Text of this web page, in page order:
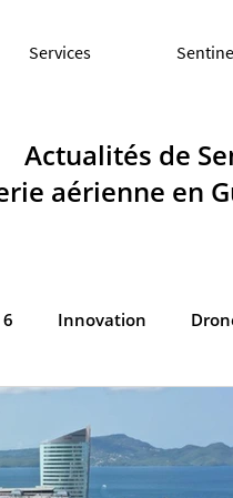
Services
Actualités de
aérienne en
Innovation